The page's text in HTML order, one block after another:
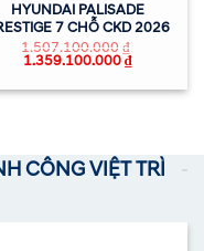
HYUNDAI PALISADE
7 CHỖ CKD 2026
1.507.100.000₫
1.359.100.000₫
CÔNG VIỆT TRÌ